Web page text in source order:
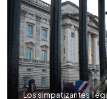
Los simpatizantes